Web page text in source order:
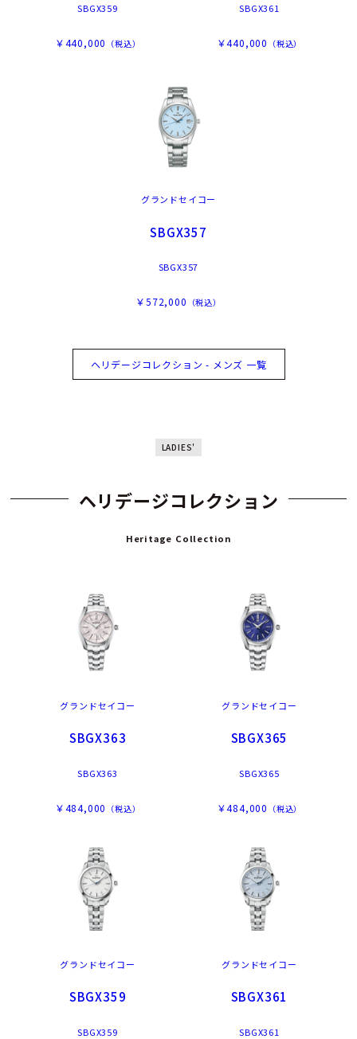
SBGX359
￥440,000 （税込）
SBGX361
￥440,000 （税込）
グランドセイコー
SBGX357
SBGX357
￥572,000 （税込）
ヘリデージコレクション - メンズ 一覧
LADIES'
ヘリデージコレクション
Heritage Collection
グランドセイコー
SBGX363
SBGX363
￥484,000 （税込）
グランドセイコー
SBGX365
SBGX365
￥484,000 （税込）
グランドセイコー
SBGX359
SBGX359
グランドセイコー
SBGX361
SBGX361